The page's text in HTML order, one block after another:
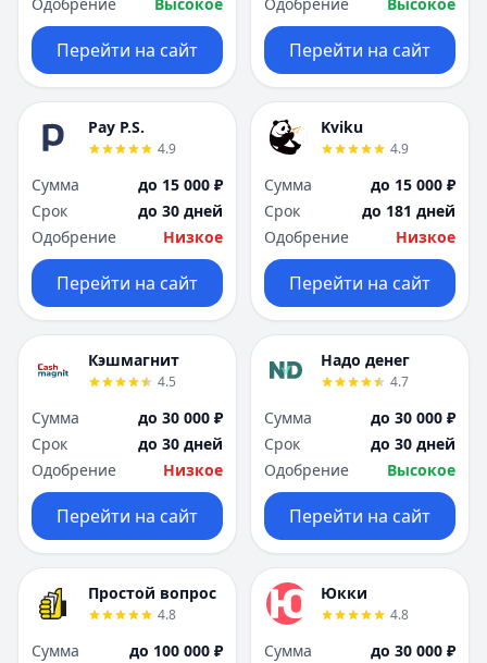
Перейти на сайт Перейти на сайт
Pay P.S.
4.9
Сумма
до 15 000 ₽
Срок
до 30 дней
Одобрение
Низкое
Перейти на сайт
Kviku
4.9
Сумма
до 15 000 ₽
Срок
до 181 дней
Одобрение
Низкое
Перейти на сайт
Кэшмагнит
4.5
Сумма
до 30 000 ₽
Срок
до 30 дней
Одобрение
Низкое
Перейти на сайт
Надо денег
4.7
Сумма
до 30 000 ₽
Срок
до 30 дней
Одобрение
Высокое
Перейти на сайт
Простой вопрос
4.8
Сумма
до 100 000 ₽
Юкки
4.8
Сумма
до 30 000 ₽